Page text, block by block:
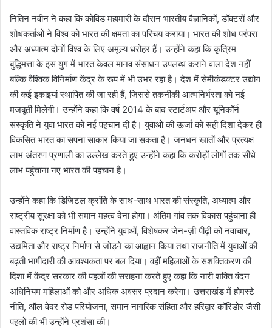
नितिन नवीन ने कहा कि कोविड महामारी के दौरान भारतीय वैज्ञानिकों, डॉक्टरों और
शोधकर्ताओं ने विश्व को भारत की क्षमता का परिचय कराया। भारत की शोध परंपरा
और अध्यात्म दोनों विश्व के लिए अमूल्य धरोहर हैं। उन्होंने कहा कि कृत्रिम
बुद्धिमत्ता के इस युग में भारत केवल मानव संसाधन उपलब्ध कराने वाला देश नहीं
बल्कि वैश्विक विनिर्माण केंद्र के रूप में भी उभर रहा है। देश में सेमीकंडक्टर उद्योग
की कई इकाइयां स्थापित की जा रही हैं, जिससे तकनीकी आत्मनिर्भरता को नई
मजबूती मिलेगी। उन्होंने कहा कि वर्ष 2014 के बाद स्टार्टअप और यूनिकॉर्न
संस्कृति ने युवा भारत को नई पहचान दी है। युवाओं की ऊर्जा को सही दिशा देकर ही
विकसित भारत का सपना साकार किया जा सकता है। जनधन खातों और प्रत्यक्ष
लाभ अंतरण प्रणाली का उल्लेख करते हुए उन्होंने कहा कि करोड़ों लोगों तक सीधे
लाभ पहुंचाना नए भारत की पहचान है।
उन्होंने कहा कि डिजिटल क्रांति के साथ-साथ भारत की संस्कृति, अध्यात्म और
राष्ट्रीय सुरक्षा को भी समान महत्व देना होगा। अंतिम गांव तक विकास पहुंचाना ही
वास्तविक राष्ट्र निर्माण है। उन्होंने युवाओं, विशेषकर जेन-ज़ी पीढ़ी को नवाचार,
उद्यमिता और राष्ट्र निर्माण से जोड़ने का आह्वान किया तथा राजनीति में युवाओं की
बढ़ती भागीदारी की आवश्यकता पर बल दिया। वहीं महिलाओं के सशक्तिकरण की
दिशा में केंद्र सरकार की पहलों की सराहना करते हुए कहा कि नारी शक्ति वंदन
अधिनियम महिलाओं को और अधिक अवसर प्रदान करेगा। उत्तराखंड में होमस्टे
नीति, ऑल वेदर रोड परियोजना, समान नागरिक संहिता और हरिद्वार कॉरिडोर जैसी
पहलों की भी उन्होंने प्रशंसा की।